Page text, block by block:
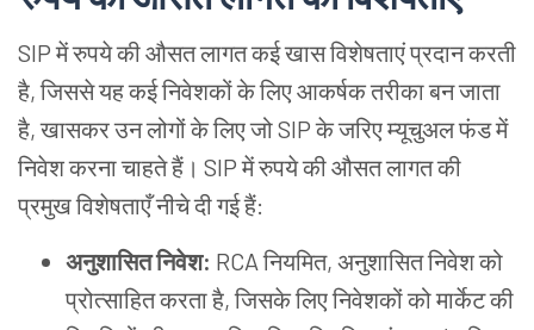
SIP में रुपये की औसत लागत कई खास विशेषताएं प्रदान करती
है, जिससे यह कई निवेशकों के लिए आकर्षक तरीका बन जाता
है, खासकर उन लोगों के लिए जो SIP के जरिए म्यूचुअल फंड में
निवेश करना चाहते हैं। SIP में रुपये की औसत लागत की
प्रमुख विशेषताएँ नीचे दी गई हैं:
अनुशासित निवेश: RCA नियमित, अनुशासित निवेश को
प्रोत्साहित करता है, जिसके लिए निवेशकों को मार्केट की